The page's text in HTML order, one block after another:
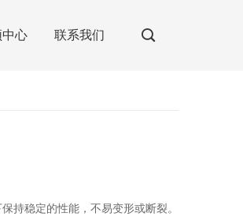
心 联系我们
持稳定的性能，不易变形或断裂。